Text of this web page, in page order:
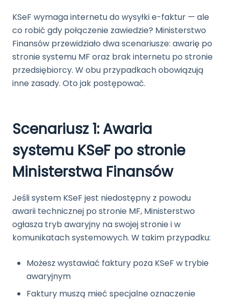
KSeF wymaga internetu do wysyłki e-faktur — ale
co robić gdy połączenie zawiedzie? Ministerstwo
Finansów przewidziało dwa scenariusze: awarię po
stronie systemu MF oraz brak internetu po stronie
przedsiębiorcy. W obu przypadkach obowiązują
inne zasady. Oto jak postępować.
Scenariusz 1: Awaria
systemu KSeF po stronie
Ministerstwa Finansów
Jeśli system KSeF jest niedostępny z powodu
awarii technicznej po stronie MF, Ministerstwo
ogłasza tryb awaryjny na swojej stronie i w
komunikatach systemowych. W takim przypadku:
Możesz wystawiać faktury poza KSeF w trybie
awaryjnym
Faktury muszą mieć specjalne oznaczenie